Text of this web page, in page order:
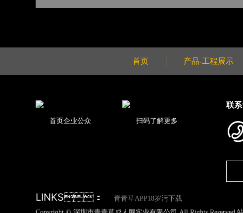
首页 产品-工程展示
首页企业公众 扫码了解更多
联
LINKS：
青青草APP18岁污下载